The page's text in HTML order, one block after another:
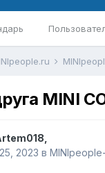
MINI
2023 в